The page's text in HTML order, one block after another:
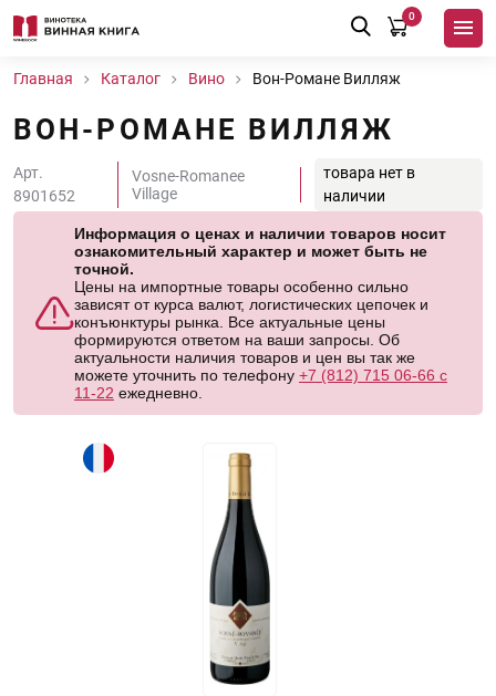
0
Главная Каталог Вино Вон-Романе Вилляж
ВОН-РОМАНЕ ВИЛЛЯЖ
Арт.
8901652
Vosne-Romanee
Village
товара нет в
наличии
Информация о ценах и наличии товаров носит
ознакомительный характер и может быть не
точной.
Цены на импортные товары особенно сильно
зависят от курса валют, логистических цепочек и
конъюнктуры рынка. Все актуальные цены
формируются ответом на ваши запросы. Об
актуальности наличия товаров и цен вы так же
можете уточнить по телефону +7 (812) 715 06-66 с
11-22 ежедневно.